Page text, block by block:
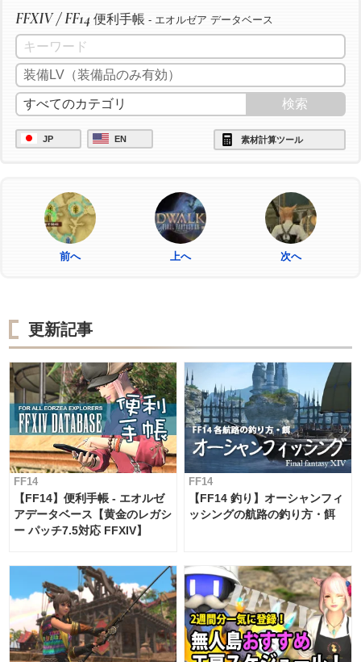
FFXIV / FF14 便利手帳 - エオルゼア データベース
JP EN 素材計算ツール
前へ 上へ 次へ
更新記事
FF14
【FF14】便利手帳 - エオルゼ
アデータベース【黄金のレガシ
ー パッチ7.5対応 FFXIV】
FF14
【FF14 釣り】オーシャンフィ
ッシングの航路の釣り方・餌